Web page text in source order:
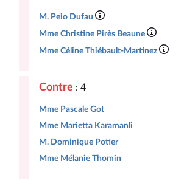
M. Peio Dufau
Mme Christine Pirès Beaune
Mme Céline Thiébault-Martinez
Contre : 4
Mme Pascale Got
Mme Marietta Karamanli
M. Dominique Potier
Mme Mélanie Thomin